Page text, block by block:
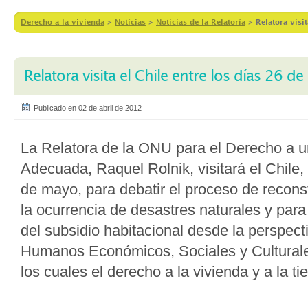
Derecho a la vivienda > Notícias > Noticias de la Relatoría > Relatora
Relatora visita el Chile entre los días 26
Publicado en 02 de abril de 2012
La Relatora de la ONU para el Derecho a
Adecuada, Raquel Rolnik, visitará el
de mayo, para debatir el proceso de
la ocurrencia de desastres naturales y
del subsidio habitacional desde la
Humanos Económicos, Sociales y
los cuales el derecho a la vivienda y a la